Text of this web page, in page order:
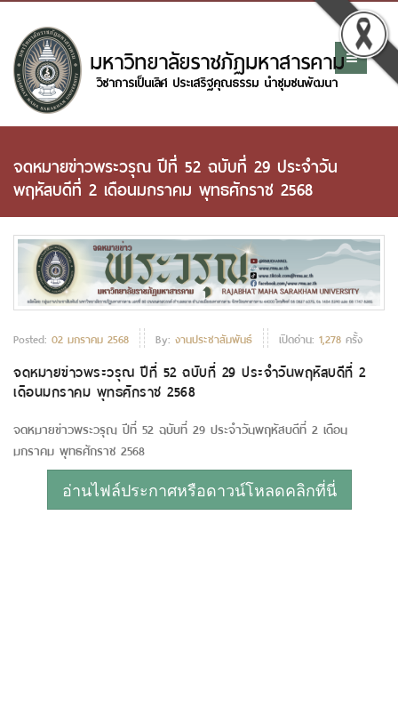
จดหมายข่าวพระวรุณ ปีที่ 52 ฉบับที่ 29 ประจำวัน
พฤหัสบดีที่ 2 เดือนมกราคม พุทธศักราช 2568
Posted: 02 มกราคม 2568 By: งานประชาสัมพันธ์ เปิดอ่าน: 1,278 ครั้ง
จดหมายข่าวพระวรุณ ปีที่ 52 ฉบับที่ 29 ประจำวันพฤหัสบดีที่ 2
เดือนมกราคม พุทธศักราช 2568
จดหมายข่าวพระวรุณ ปีที่ 52 ฉบับที่ 29 ประจำวันพฤหัสบดีที่ 2 เดือน
มกราคม พุทธศักราช 2568
อ่านไฟล์ประกาศหรือดาวน์โหลดคลิกที่นี่